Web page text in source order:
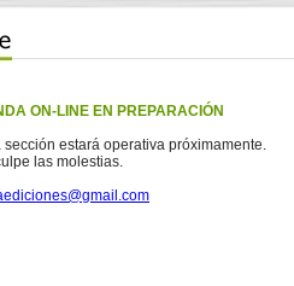
ON-LINE EN PREPARACIÓN
sección estará operativa próximamente.
las molestias.